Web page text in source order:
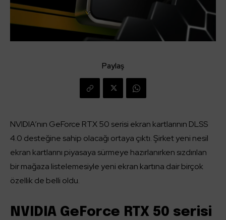
Paylaş
NVIDIA’nın GeForce RTX 50 serisi ekran kartlarının DLSS
4.0 desteğine sahip olacağı ortaya çıktı. Şirket yeni nesil
ekran kartlarını piyasaya sürmeye hazırlanırken sızdırılan
bir mağaza listelemesiyle yeni ekran kartına dair birçok
özellik de belli oldu.
NVIDIA GeForce RTX 50 serisi